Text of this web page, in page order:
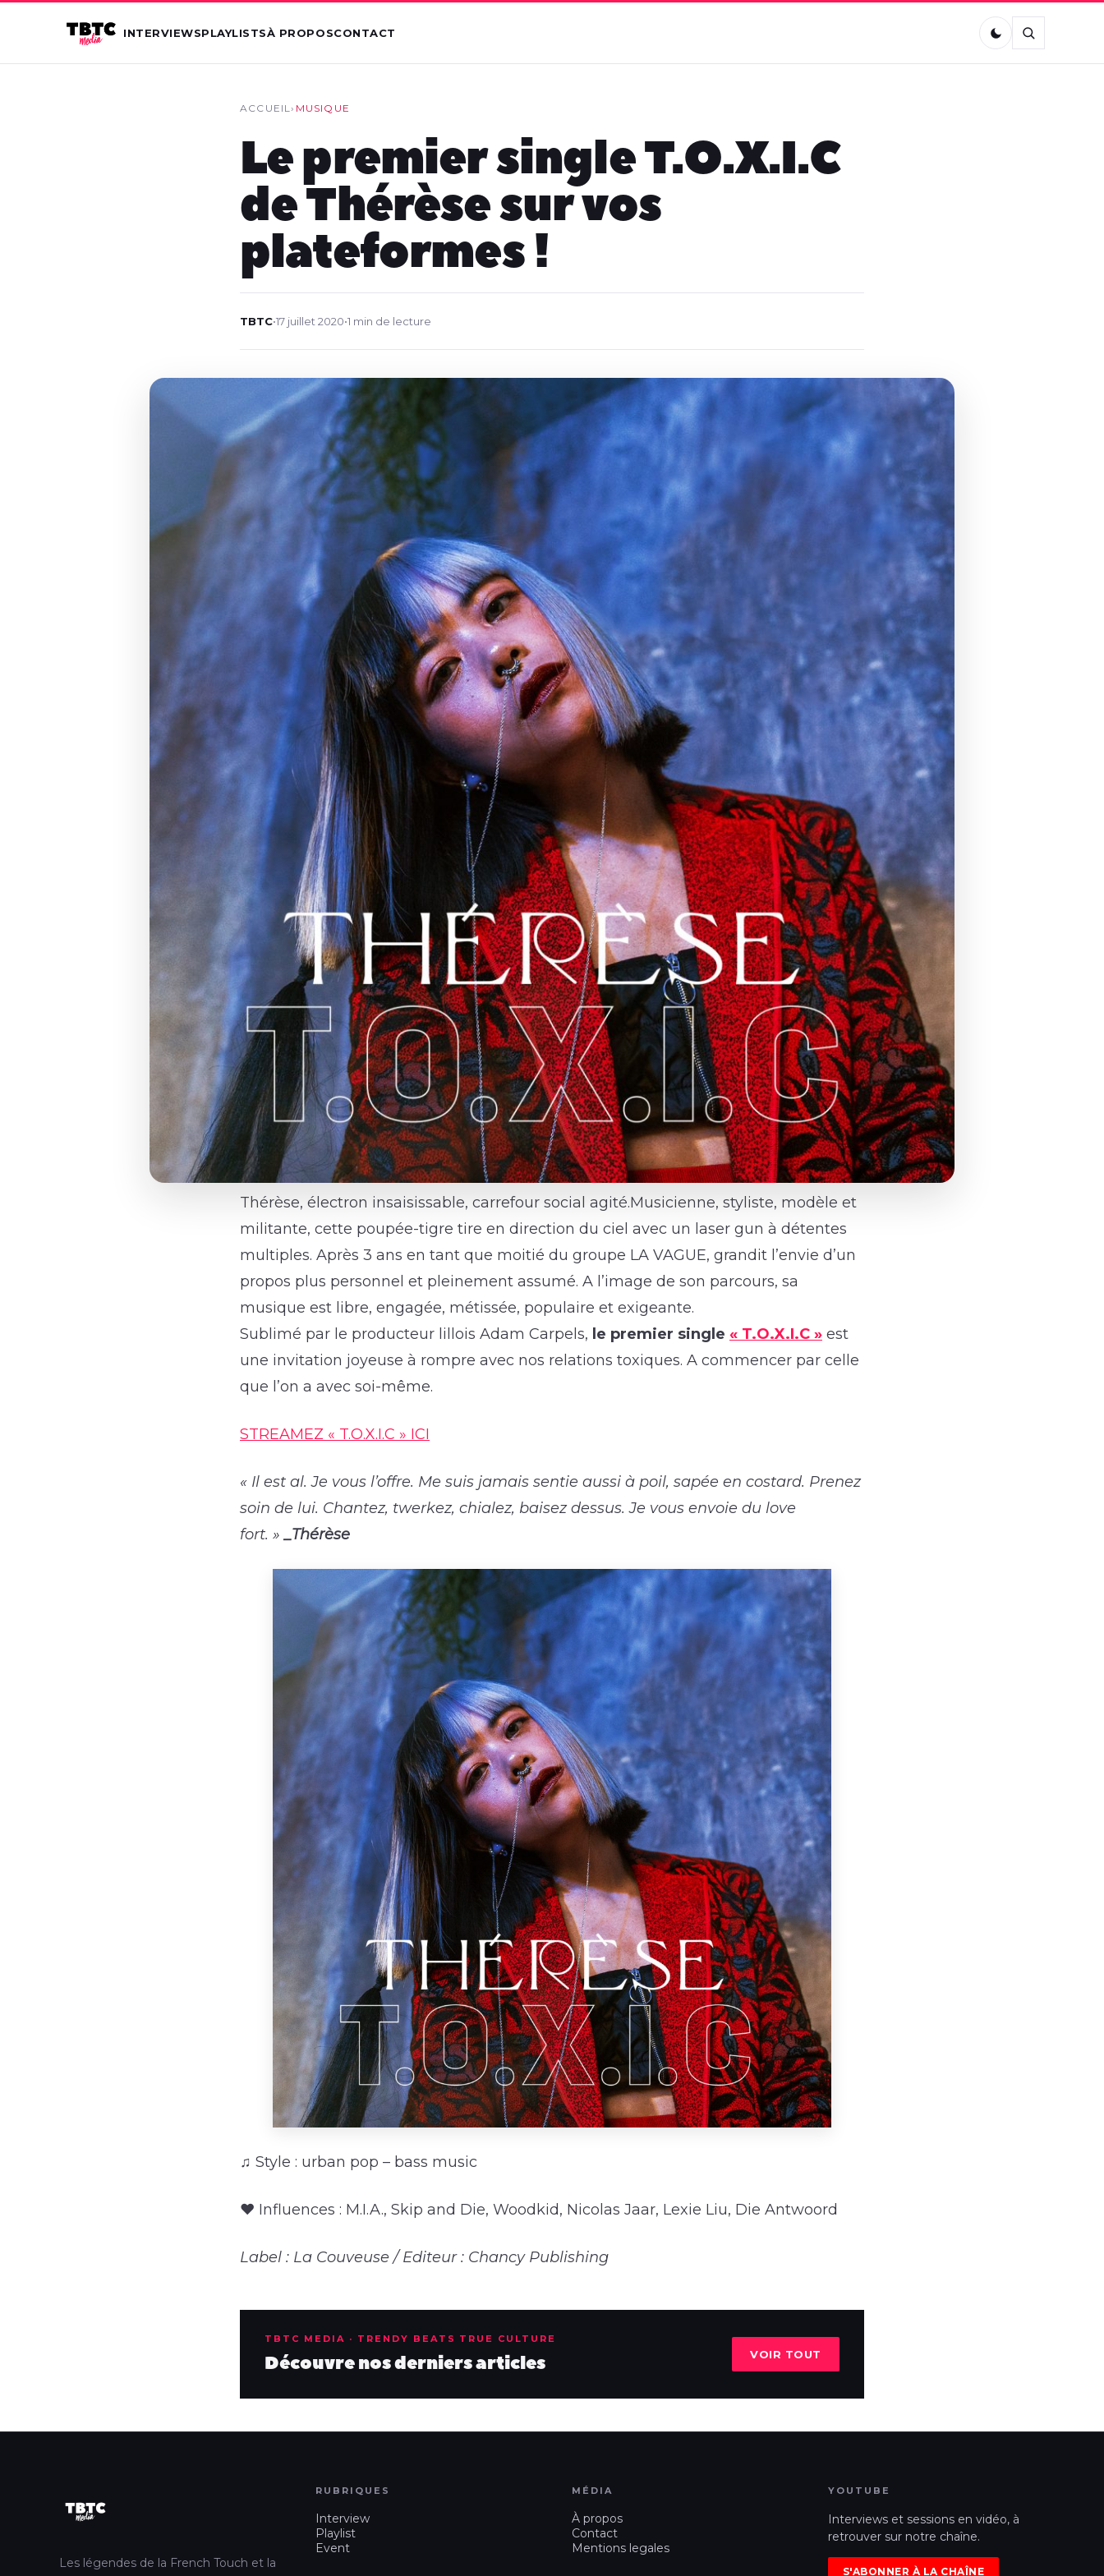
INTERVIEWSPLAYLISTSÀ PROPOSCONTACT
ACCUEIL› MUSIQUE
Le premier single T.O.X.I.C
de Thérèse sur vos
plateformes !
TBTC•17 juillet 2020•1 min de lecture
Thérèse, électron insaisissable, carrefour social agité.Musicienne, styliste, modèle et
militante, cette poupée-tigre tire en direction du ciel avec un laser gun à détentes
multiples. Après 3 ans en tant que moitié du groupe LA VAGUE, grandit l’envie d’un
propos plus personnel et pleinement assumé. A l’image de son parcours, sa
musique est libre, engagée, métissée, populaire et exigeante.
Sublimé par le producteur lillois Adam Carpels, le premier single « T.O.X.I.C » est
une invitation joyeuse à rompre avec nos relations toxiques. A commencer par celle
que l’on a avec soi-même.
STREAMEZ « T.O.X.I.C » ICI
« Il est al. Je vous l’offre. Me suis jamais sentie aussi à poil, sapée en costard. Prenez
soin de lui. Chantez, twerkez, chialez, baisez dessus. Je vous envoie du love
fort. »_Thérèse
♫ Style : urban pop – bass music
♥ Influences : M.I.A., Skip and Die, Woodkid, Nicolas Jaar, Lexie Liu, Die Antwoord
Label : La Couveuse / Editeur : Chancy Publishing
TBTC MEDIA · TRENDY BEATS TRUE CULTURE
Découvre nos derniers articles VOIR TOUT
Les légendes de la French Touch et la
RUBRIQUES
Interview
Playlist
Event
MÉDIA
À propos
Contact
Mentions legales
YOUTUBE
Interviews et sessions en vidéo, à
retrouver sur notre chaîne.
S'ABONNER À LA CHAÎNE